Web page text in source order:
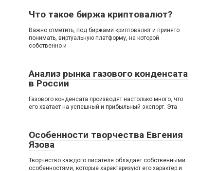
Что такое биржа криптовалют?
Важно отметить, под биржами криптовалют и принято
понимать, виртуальную платформу, на которой
собственно и
Анализ рынка газового конденсата
в России
Газового конденсата производят настолько много, что
его хватает на успешный и прибыльный экспорт. Эта
Особенности творчества Евгения
Язова
Творчество каждого писателя обладает собственными
особенностями, которые характеризуют его характер и